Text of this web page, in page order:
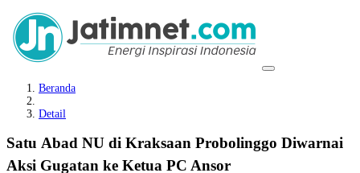
Beranda
Detail
Satu Abad NU di Kraksaan Probolinggo Diwarnai
Aksi Gugatan ke Ketua PC Ansor